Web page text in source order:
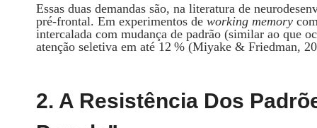
Essas duas demandas são, na literatura de
pré‑frontal. Em experimentos de working memory
intercalada com mudança de padrão (similar ao que
atenção seletiva em até 12 % (Miyake & Friedman,
2. A Resistência Dos